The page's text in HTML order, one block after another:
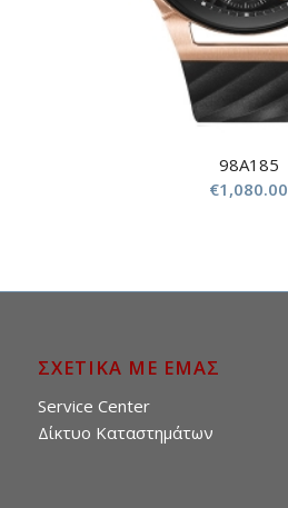
98A185
€1,080.00
ΣΧΕΤΙΚΑ ΜΕ ΕΜΑΣ
Service Center
Δίκτυο Καταστημάτων